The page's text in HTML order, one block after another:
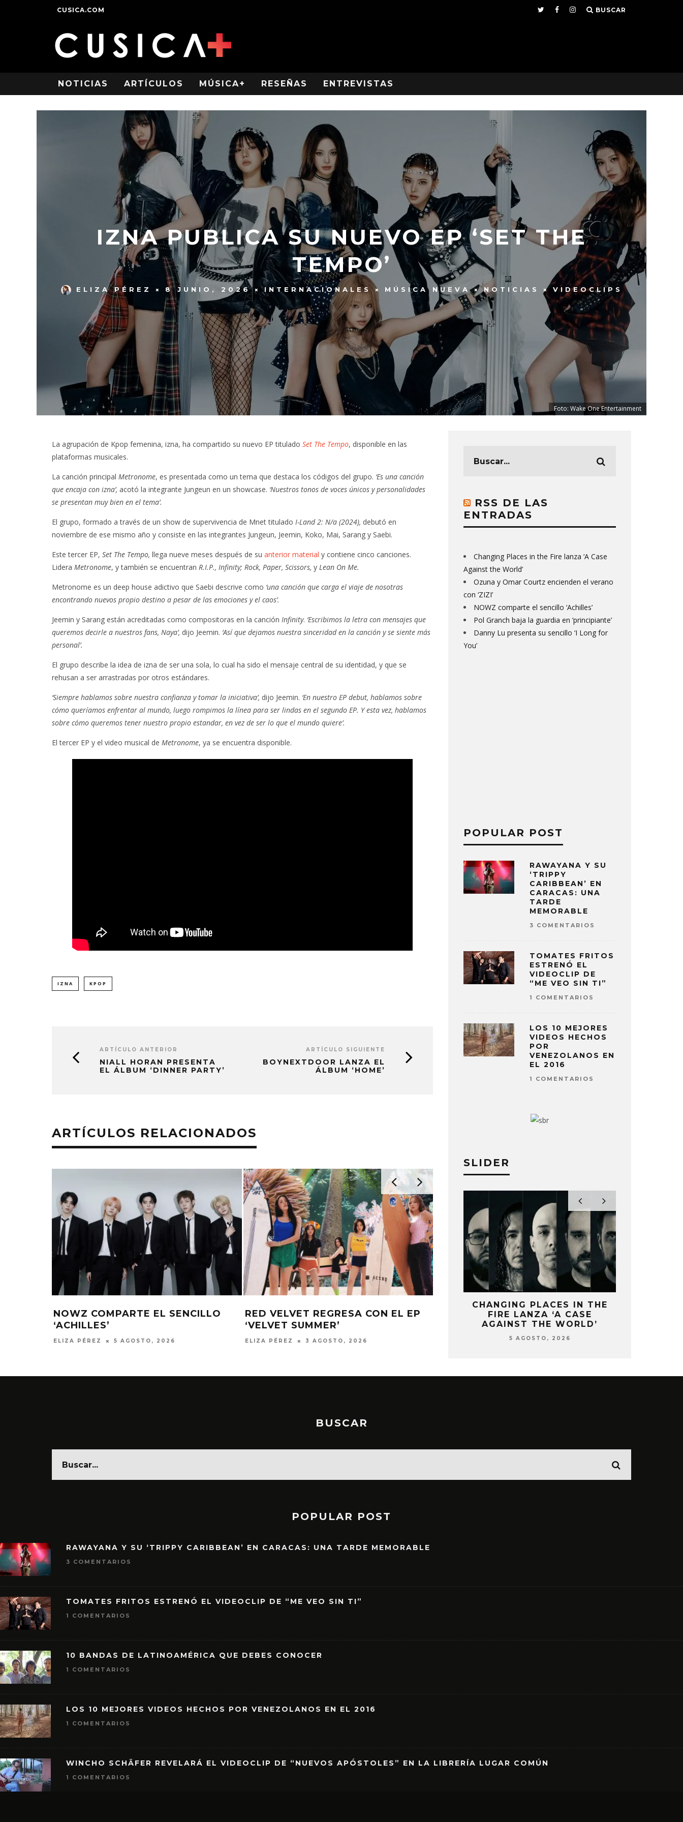
CUSICA.COM BUSCAR
NOTICIAS ARTÍCULOS MÚSICA+ RESEÑAS ENTREVISTAS
IZNA PUBLICA SU NUEVO EP ‘SET THE
TEMPO’
ELIZA PÉREZ 8 JUNIO, 2026 INTERNACIONALES MÚSICA NUEVA NOTICIAS VIDEOCLIPS
Foto: Wake One Entertainment
La agrupación de Kpop femenina, izna, ha compartido su nuevo EP titulado Set The Tempo, disponible en las
plataformas musicales.
La canción principal Metronome, es presentada como un tema que destaca los códigos del grupo. ‘Es una canción
que encaja con izna’, acotó la integrante Jungeun en un showcase. ‘Nuestros tonos de voces únicos y personalidades
se presentan muy bien en el tema’.
El grupo, formado a través de un show de supervivencia de Mnet titulado I-Land 2: N/a (2024), debutó en
noviembre de ese mismo año y consiste en las integrantes Jungeun, Jeemin, Koko, Mai, Sarang y Saebi.
Este tercer EP, Set The Tempo, llega nueve meses después de su anterior material y contiene cinco canciones.
Lidera Metronome, y también se encuentran R.I.P., Infinity; Rock, Paper, Scissors, y Lean On Me.
Metronome es un deep house adictivo que Saebi descrive como ‘una canción que carga el viaje de nosotras
encontrando nuevos propio destino a pesar de las emociones y el caos’.
Jeemin y Sarang están acreditadas como compositoras en la canción Infinity. ‘Escribimos la letra con mensajes que
queremos decirle a nuestros fans, Naya’, dijo Jeemin. ‘Así que dejamos nuestra sinceridad en la canción y se siente más
personal’.
El grupo describe la idea de izna de ser una sola, lo cual ha sido el mensaje central de su identidad, y que se
rehusan a ser arrastradas por otros estándares.
‘Siempre hablamos sobre nuestra confianza y tomar la iniciativa’, dijo Jeemin. ‘En nuestro EP debut, hablamos sobre
cómo queríamos enfrentar al mundo, luego rompimos la línea para ser lindas en el segundo EP. Y esta vez, hablamos
sobre cómo queremos tener nuestro propio estandar, en vez de ser lo que el mundo quiere’.
El tercer EP y el video musical de Metronome, ya se encuentra disponible.
IZNA KPOP
ARTÍCULO ANTERIOR
NIALL HORAN PRESENTA
EL ÁLBUM ‘DINNER PARTY’
ARTÍCULO SIGUIENTE
BOYNEXTDOOR LANZA EL
ÁLBUM ‘HOME’
ARTÍCULOS RELACIONADOS
NOWZ COMPARTE EL SENCILLO
‘ACHILLES’
ELIZA PÉREZ 5 AGOSTO, 2026
RED VELVET REGRESA CON EL EP
‘VELVET SUMMER’
ELIZA PÉREZ 3 AGOSTO, 2026
BTS NO PRESENTARÁ SU DISCO EN
LOS GRAMMY 2027
30 JULIO, 2026
RSS DE LAS
ENTRADAS
Changing Places in the Fire lanza ‘A Case
Against the World’
Ozuna y Omar Courtz encienden el verano
con ‘ZIZI’
NOWZ comparte el sencillo ‘Achilles’
Pol Granch baja la guardia en ‘principiante’
Danny Lu presenta su sencillo ‘I Long for
You’
POPULAR POST
RAWAYANA Y SU
‘TRIPPY
CARIBBEAN’ EN
CARACAS: UNA
TARDE
MEMORABLE
3 COMENTARIOS
TOMATES FRITOS
ESTRENÓ EL
VIDEOCLIP DE
“ME VEO SIN TI”
1 COMENTARIOS
LOS 10 MEJORES
VIDEOS HECHOS
POR
VENEZOLANOS EN
EL 2016
1 COMENTARIOS
SLIDER
SENCILLO ‘SWEAT’
CHANGING PLACES IN THE
FIRE LANZA ‘A CASE
AGAINST THE WORLD’
5 AGOSTO, 2026
BUSCAR
POPULAR POST
RAWAYANA Y SU ‘TRIPPY CARIBBEAN’ EN CARACAS: UNA TARDE MEMORABLE
3 COMENTARIOS
TOMATES FRITOS ESTRENÓ EL VIDEOCLIP DE “ME VEO SIN TI”
1 COMENTARIOS
10 BANDAS DE LATINOAMÉRICA QUE DEBES CONOCER
1 COMENTARIOS
LOS 10 MEJORES VIDEOS HECHOS POR VENEZOLANOS EN EL 2016
1 COMENTARIOS
WINCHO SCHÄFER REVELARÁ EL VIDEOCLIP DE “NUEVOS APÓSTOLES” EN LA LIBRERÍA LUGAR COMÚN
1 COMENTARIOS